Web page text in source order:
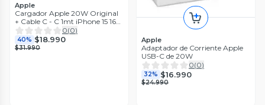
Apple
Cargador Apple 20W Original
+ Cable C - C 1mt iPhone 15 16
17 pro
0(0)
40% $18.990
$31.990
Apple
Adaptador de Corriente Apple
USB-C de 20W
0(0)
32% $16.990
$24.990